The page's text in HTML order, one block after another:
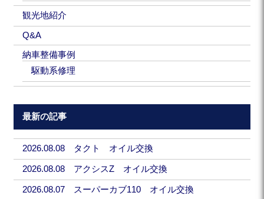
観光地紹介
Q&A
納車整備事例
駆動系修理
最新の記事
2026.08.08 タクト オイル交換
2026.08.08 アクシスZ オイル交換
2026.08.07 スーパーカブ110 オイル交換